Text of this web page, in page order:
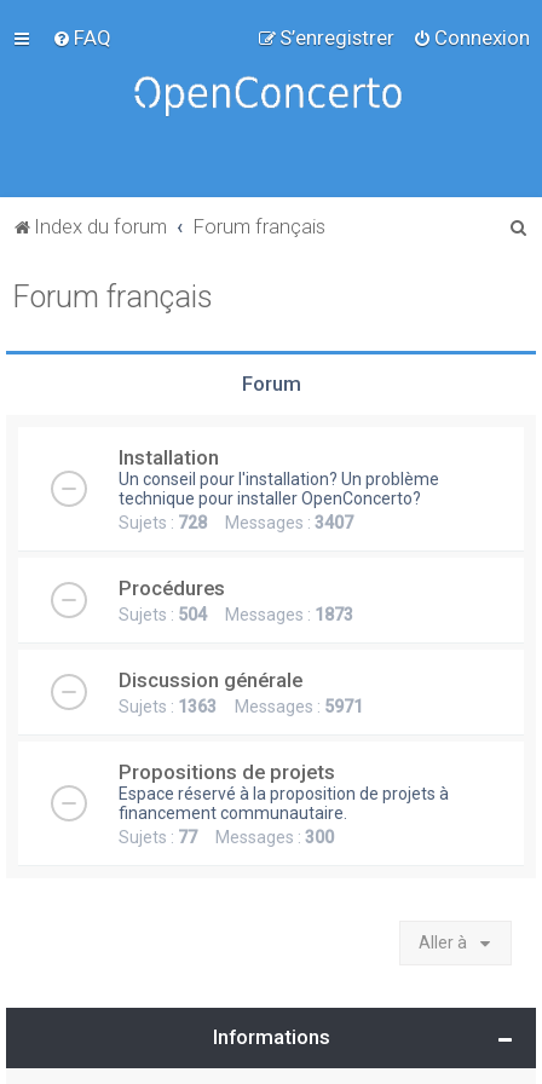
FAQ Connexion
S’enregistrer
Index du forum Forum français
e
Forum français
Forum
Installation
Un conseil pour l'installation? Un problème
technique pour installer OpenConcerto?
Sujets : 728 Messages : 3407
Procédures
Sujets : 504Messages : 1873
Discussion générale
Sujets : 1363 Messages : 5971
Propositions de projets
Espace réservé à la proposition de projets à
financement communautaire.
Sujets : 77Messages : 300
Aller à
Informations